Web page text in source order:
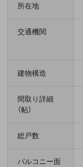
所在地
交通機関
建物構造
間取り詳細
（帖）
総戸数
バルコニー面